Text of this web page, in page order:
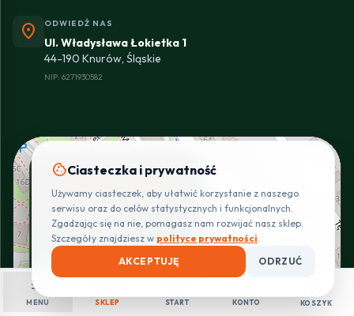
menu
MENU SKLEP START KONTO KOSZYK
location_on ODWIEDŹ NAS
Ul. Władysława Łokietka 1
44-190 Knurów, Śląskie
NIP: 6271930582
Instalacje elektryczne
Pro Installer - oficjalny
partner Eltrox
⭐ 5.0(7 opinii)
Ul. Władysława Łokietka 1
44-190 Knurów, Śląskie
cookieCiasteczka i prywatność
Używamy ciasteczek, aby ułatwić korzystanie z naszego
serwisu oraz do celów statystycznych i funkcjonalnych.
Zgadzając się na nie, pomagasz nam rozwijać nasz sklep.
Szczegóły znajdziesz w polityce prywatności.
AKCEPTUJĘ
ODRZUĆ